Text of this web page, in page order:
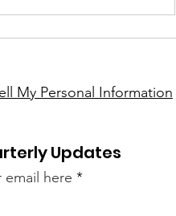
Updates
email here
My Personal Information